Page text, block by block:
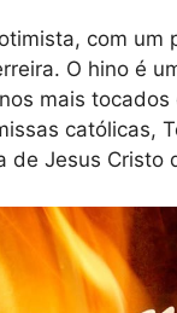
com
O hino é
mais
católicas,
de Jesus Cristo